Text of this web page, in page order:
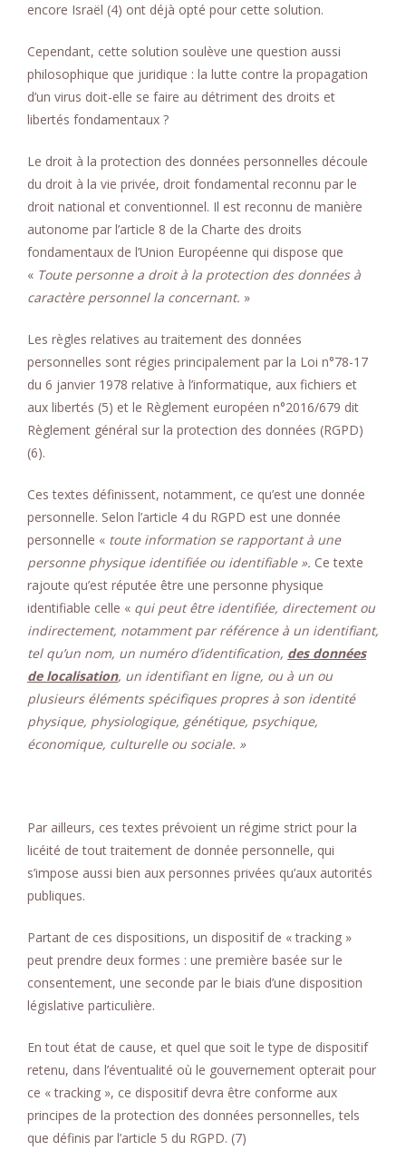
encore Israël (4) ont déjà opté pour cette solution.
Cependant, cette solution soulève une question aussi
philosophique que juridique : la lutte contre la propagation
d’un virus doit-elle se faire au détriment des droits et
libertés fondamentaux ?
Le droit à la protection des données personnelles découle
du droit à la vie privée, droit fondamental reconnu par le
droit national et conventionnel. Il est reconnu de manière
autonome par l’article 8 de la Charte des droits
fondamentaux de l’Union Européenne qui dispose que
« Toute personne a droit à la protection des données à
caractère personnel la concernant. »
Les règles relatives au traitement des données
personnelles sont régies principalement par la Loi n°78-17
du 6 janvier 1978 relative à l’informatique, aux fichiers et
aux libertés (5) et le Règlement européen n°2016/679 dit
Règlement général sur la protection des données (RGPD)
(6).
Ces textes définissent, notamment, ce qu’est une donnée
personnelle. Selon l’article 4 du RGPD est une donnée
personnelle « toute information se rapportant à une
personne physique identifiée ou identifiable ». Ce texte
rajoute qu’est réputée être une personne physique
identifiable celle « qui peut être identifiée, directement ou
indirectement, notamment par référence à un identifiant,
tel qu’un nom, un numéro d’identification, des données
de localisation, un identifiant en ligne, ou à un ou
plusieurs éléments spécifiques propres à son identité
physique, physiologique, génétique, psychique,
économique, culturelle ou sociale. »
Par ailleurs, ces textes prévoient un régime strict pour la
licéité de tout traitement de donnée personnelle, qui
s’impose aussi bien aux personnes privées qu’aux autorités
publiques.
Partant de ces dispositions, un dispositif de « tracking »
peut prendre deux formes : une première basée sur le
consentement, une seconde par le biais d’une disposition
législative particulière.
En tout état de cause, et quel que soit le type de dispositif
retenu, dans l’éventualité où le gouvernement opterait pour
ce « tracking », ce dispositif devra être conforme aux
principes de la protection des données personnelles, tels
que définis par l’article 5 du RGPD. (7)